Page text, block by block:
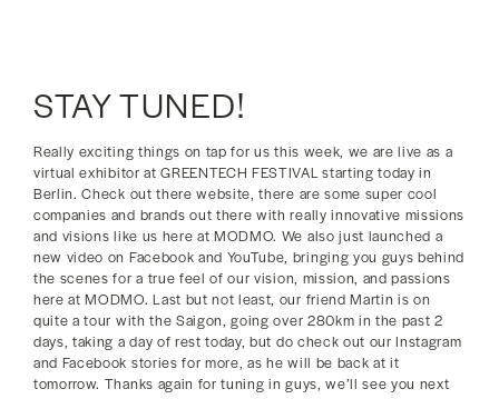
STAY TUNED!
Really exciting things on tap for us this week, we are live as a
virtual exhibitor at GREENTECH FESTIVAL starting today in
Berlin. Check out there website, there are some super cool
companies and brands out there with really innovative missions
and visions like us here at MODMO. We also just launched a
new video on Facebook and YouTube, bringing you guys behind
the scenes for a true feel of our vision, mission, and passions
here at MODMO. Last but not least, our friend Martin is on
quite a tour with the Saigon, going over 280km in the past 2
days, taking a day of rest today, but do check out our Instagram
and Facebook stories for more, as he will be back at it
tomorrow. Thanks again for tuning in guys, we’ll see you next